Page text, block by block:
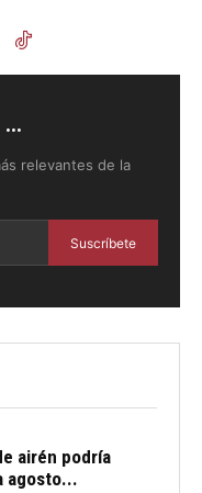
relevantes de la
Suscríbete
airén podría
agosto...